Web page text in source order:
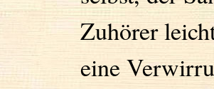
Zuhörer
eine